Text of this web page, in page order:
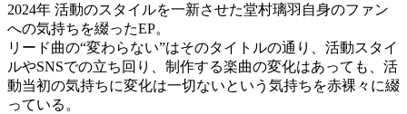
2024年 活動のスタイルを一新させた堂村璃羽自身のファン
への気持ちを綴ったEP。
リード曲の“変わらない”はそのタイトルの通り、活動スタイ
ルやSNSでの立ち回り、制作する楽曲の変化はあっても、活
動当初の気持ちに変化は一切ないという気持ちを赤裸々に綴
っている。